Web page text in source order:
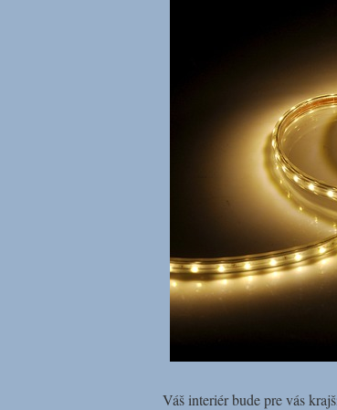
Váš interiér bude pre vás